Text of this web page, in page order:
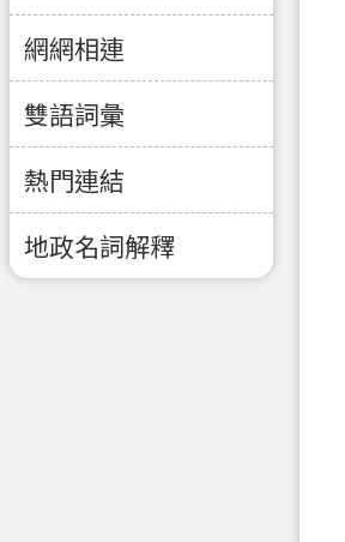
網網相連
雙語詞彙
熱門連結
地政名詞解釋